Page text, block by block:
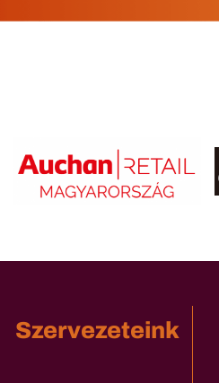
Szervezeteink